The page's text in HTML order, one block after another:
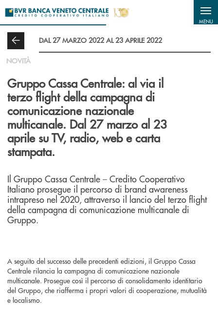
MENU
DAL 27 MARZO 2022 AL 23 APRILE 2022
NOVITÀ
Gruppo Cassa Centrale: al via il
terzo flight della campagna di
comunicazione nazionale
multicanale. Dal 27 marzo al 23
aprile su TV, radio, web e carta
stampata.
Il Gruppo Cassa Centrale – Credito Cooperativo
Italiano prosegue il percorso di brand awareness
intrapreso nel 2020, attraverso il lancio del terzo flight
della campagna di comunicazione multicanale di
Gruppo.
A seguito del successo delle precedenti edizioni, il Gruppo Cassa
Centrale rilancia la campagna di comunicazione nazionale
multicanale. Prosegue così il percorso di consolidamento identitario
del Gruppo, che riafferma i propri valori di cooperazione, mutualità
e localismo.